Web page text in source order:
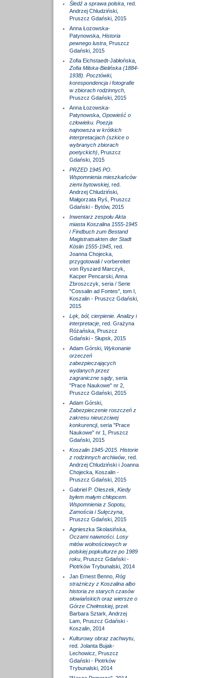
Śledź a sprawa polska, red.
Andrzej Chludziński,
Pruszcz Gdański, 2015
Anna Łozowska-
Patynowska, Historia
pewnego lustra, Pruszcz
Gdański, 2015
Zofia Eichstaedt-Jabłońska,
Zofia Milska-Bielińska (1884-
1938). Pocztówki,
korespondencja i fotografie
w zbiorach rodzinnych,
Pruszcz Gdański, 2015
Anna Łozowska-
Patynowska, Opowieść o
człowieku. Poezja
najnowsza w krótkich
interpretacjach (szkice o
wybranych zbiorach
poetyckich) , Pruszcz
Gdański, 2015
PRZED 1945 PO.
Wspomnienia mieszkańców
ziemi bytowskiej, red.
Andrzej Chludziński,
Małgorzata Ryś, Pruszcz
Gdański - Bytów, 2015
Inwentarz zespołu Akta
miasta Koszalina 1555-1945
/ Findbuch zum Bestand
Magistratsakten der Stadt
Köslin 1555-1945, red.
Joanna Chojecka,
przygotowali / vorbereitet
von Ryszard Marczyk,
Kacper Pencarski, Anna
Zbroszczyk, seria / Serie
"Cossalin ad Fontes", tom I,
Koszalin - Pruszcz Gdański,
2015
Lęk, ból, cierpienie. Analizy i
interpretacje, red. Grażyna
Różańska, Pruszcz
Gdański - Słupsk, 2015
Adam Górski, Wykonanie
orzeczeń
zabezpieczających
wydanych przez
zagraniczne sądy, seria
"Prace Naukowe" nr 2,
Pruszcz Gdański, 2015
Adam Górski,
Zabezpieczenie roszczeń z
zakresu nieuczciwej
konkurencji, seria "Prace
Naukowe" nr 1, Pruszcz
Gdański, 2015
Koszalin 1945-2015. Historie
z rodzinnych archiwów, red.
Andrzej Chludziński i Joanna
Chojecka, Koszalin -
Pruszcz Gdański, 2015
Gabriel P. Oleszek, Kiedy
byłem małym chłopcem.
Wspomnienia z Sopotu,
Zamościa i Sulęczyna,
Pruszcz Gdański, 2015
Agnieszka Skolasińska,
Oczami naiwności. Losy
mitów wolnościowych w
polskiej popkulturze po 1989
roku, Pruszcz Gdański -
Piotrków Trybunalski, 2014
Jan Ernest Benno, Róg
strażniczy z Koszalina albo
historia ze starych czasów
słowiańskich oraz wiersze o
Górze Chełmskiej, przeł.
Barbara Sztark, Andrzej
Lam, Pruszcz Gdański -
Koszalin, 2014
Kulturowy obraz zachwytu,
red. Jolanta Bujak-
Lechowicz, Pruszcz
Gdański - Piotrków
Trybunalski, 2014